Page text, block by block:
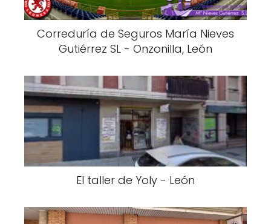
Correduría de Seguros María Nieves
Gutiérrez SL - Onzonilla, León
El taller de Yoly - León